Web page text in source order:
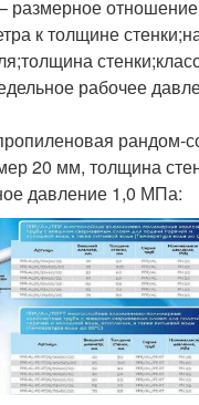
размерное
к толщине
рабочее
рандом-
20 мм, толщина
давление 1,0 МПа: